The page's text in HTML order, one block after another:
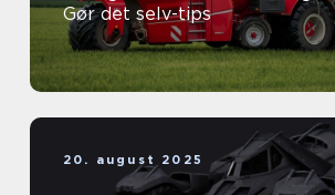
Gør det selv-tips
20. august 2025